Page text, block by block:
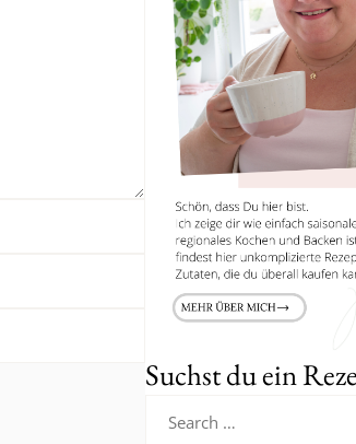
Suchst du ein